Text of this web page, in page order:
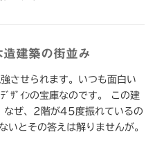
建築の街並み
させられます。いつも面白い
ﾞｻﾞｲﾝの宝庫なのです。 この建
なぜ、2階が45度振れているの
いとその答えは解りませんが。